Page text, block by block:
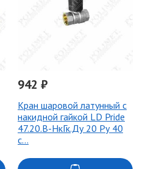
942 ₽
Кран шаровой латунный с
накидной гайкой LD Pride
47.20.В-НкГк.Ду 20 Ру 40
с…